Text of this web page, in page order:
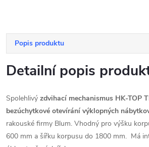
Popis produktu
Detailní popis
Spolehlivý zdvihací mechanismus HK-TOP
bezúchytkové otevírání výklopných
rakouské firmy Blum. Vhodný pro výšku
600 mm a šířku korpusu do 1800 mm. Má